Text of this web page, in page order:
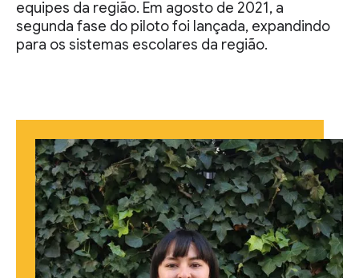
equipes da região. Em agosto de 2021, a
segunda fase do piloto foi lançada, expandindo
para os sistemas escolares da região.